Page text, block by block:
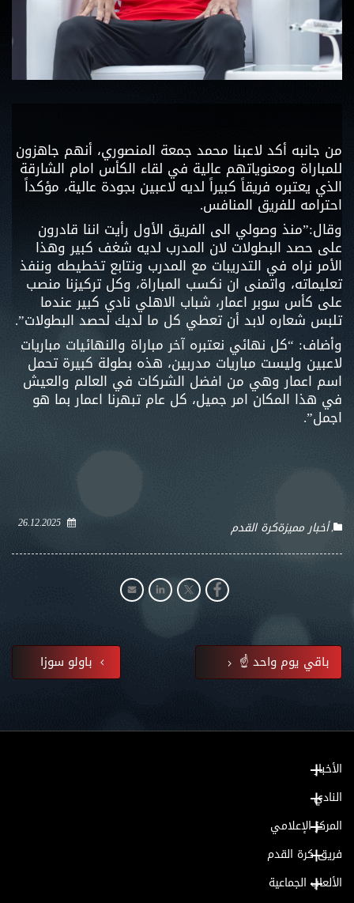
من جانبه أكد لاعبنا محمد جمعة المنصوري، أنهم جاهزون
للمباراة ومعنوياتهم عالية في لقاء الكأس امام الشارقة
الذي يعتبره فريقاً كبيراً لديه لاعبين بجودة عالية، مؤكداً
احترامه للفريق المنافس.
وقال:”منذ وصولي الى الفريق الأول رأيت اننا قادرون
على حصد البطولات لان المدرب لديه شغف كبير وهذا
الأمر نراه في التدريبات مع المدرب ونتابع تخطيطه وننفذ
تعليماته، واتمنى ان نكسب المباراة، وكل تركيزنا منصب
على كأس سوبر اعمار، شباب الاهلي نادي كبير عندما
تلبس شعاره لابد أن تعطي كل ما لديك لحصد البطولات”.
وأضاف: “كل نهائي نعتبره آخر مباراة والنهائيات مباريات
لاعبين وليست مباريات مدربين، هذه بطولة كبيرة تحمل
اسم اعمار وهي من افضل الشركات في العالم والعيش
في هذا المكان امر جميل، كل عام تبهرنا اعمار بما هو
اجمل”.
26.12.2025 أخبار مميزةكرة القدم
باولو سوزا باقي يوم واحد ☝️
الأخبار
النادي
المركز الإعلامي
فريق كرة القدم
الألعاب الجماعية